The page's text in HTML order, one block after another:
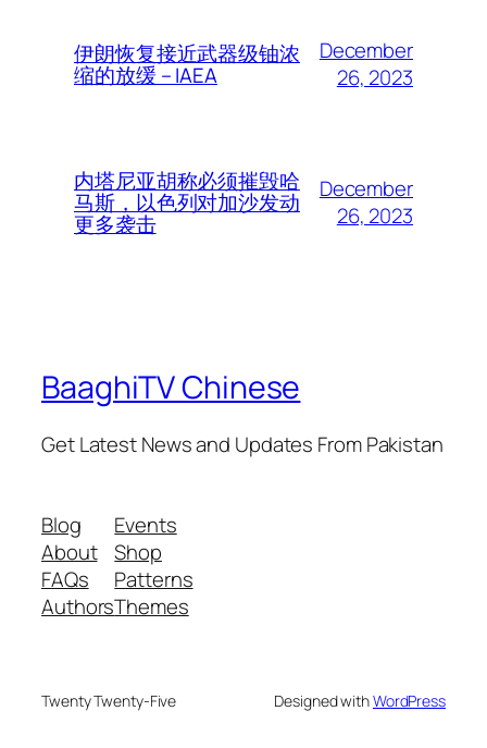
伊朗恢复接近武器级铀浓
缩的放缓 – IAEA
December
26, 2023
内塔尼亚胡称必须摧毁哈
马斯，以色列对加沙发动
更多袭击
December
26, 2023
BaaghiTV Chinese
Get Latest News and Updates From Pakistan
Blog
About
FAQs
Authors
Events
Shop
Patterns
Themes
Twenty Twenty-Five Designed withWordPress